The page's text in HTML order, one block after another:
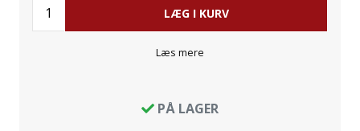
Læs mere
LÆG I KURV
PÅ LAGER